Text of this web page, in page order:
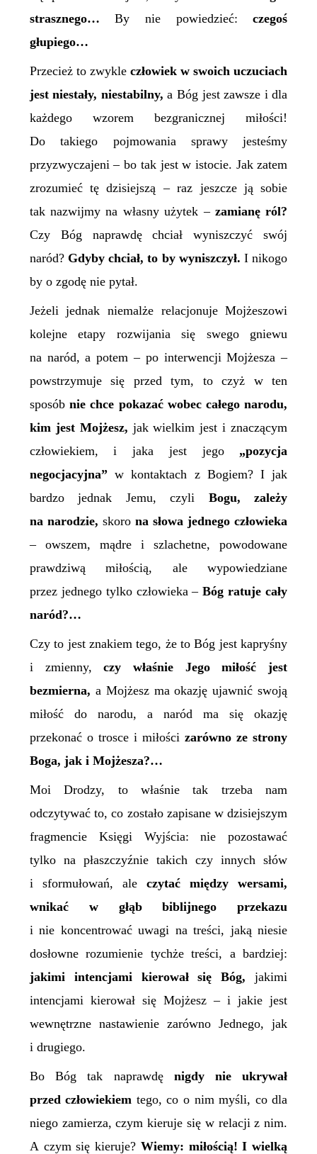
strasznego… By nie powiedzieć:czegoś
głupiego…
Przecież to zwykle człowiek w swoich uczuciach
jest niestały, niestabilny, a Bóg jest zawsze i dla
każdego wzorem bezgranicznej miłości!
Do takiego pojmowania sprawy jesteśmy
przyzwyczajeni – bo tak jest w istocie. Jak zatem
zrozumieć tę dzisiejszą – raz jeszcze ją sobie
tak nazwijmy na własny użytek – zamianę ról?
Czy Bóg naprawdę chciał wyniszczyć swój
naród?Gdyby chciał, to by wyniszczył. I nikogo
by o zgodę nie pytał.
Jeżeli jednak niemalże relacjonuje Mojżeszowi
kolejne etapy rozwijania się swego gniewu
na naród, a potem – po interwencji Mojżesza –
powstrzymuje się przed tym, to czyż w ten
sposóbnie chce pokazać wobec całego narodu,
kim jest Mojżesz, jak wielkim jest i znaczącym
człowiekiem, i jaka jest jego„pozycja
negocjacyjna”w kontaktach z Bogiem? I jak
bardzo jednak Jemu, czyli Bogu,zależy
na narodzie, skorona słowa jednego człowieka
– owszem, mądre i szlachetne, powodowane
prawdziwą miłością, ale wypowiedziane
przez jednego tylko człowieka –Bóg ratuje cały
naród?…
Czy to jest znakiem tego, że to Bóg jest kapryśny
i zmienny,czy właśnie Jego miłość jest
bezmierna, a Mojżesz ma okazję ujawnić swoją
miłość do narodu, a naród ma się okazję
przekonać o trosce i miłościzarówno ze strony
Boga, jak i Mojżesza?…
Moi Drodzy, to właśnie tak trzeba nam
odczytywać to, co zostało zapisane w dzisiejszym
fragmencie Księgi Wyjścia: nie pozostawać
tylko na płaszczyźnie takich czy innych słów
i sformułowań, aleczytać między wersami,
wnikać w głąb biblijnego przekazu
i nie koncentrować uwagi na treści, jaką niesie
dosłowne rozumienie tychże treści, a bardziej:
jakimi intencjami kierował się Bóg, jakimi
intencjami kierował się Mojżesz – i jakie jest
wewnętrzne nastawienie zarówno Jednego, jak
i drugiego.
Bo Bóg tak naprawdę nigdy nie ukrywał
przed człowiekiem tego, co o nim myśli, co dla
niego zamierza, czym kieruje się w relacji z nim.
A czym się kieruje? Wiemy: miłością! I wielką